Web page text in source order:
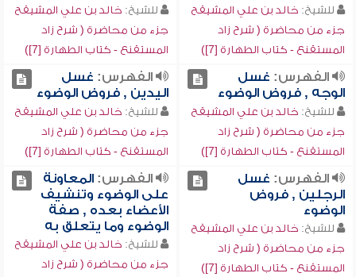
للشيخ: خالد بن علي المشيقح
جزء من محاضرة ( شرح زاد
المستقنع - كتاب الطهارة [7])
للشيخ: خالد بن علي المشيقح
جزء من محاضرة ( شرح زاد
المستقنع - كتاب الطهارة [7])
الفهرس: غسل
الوجه , فروض الوضوء
للشيخ: خالد بن علي المشيقح
جزء من محاضرة ( شرح زاد
المستقنع - كتاب الطهارة [7])
الفهرس: غسل
اليدين , فروض الوضوء
للشيخ: خالد بن علي المشيقح
جزء من محاضرة ( شرح زاد
المستقنع - كتاب الطهارة [7])
الفهرس: غسل
الرجلين , فروض
الوضوء
للشيخ: خالد بن علي المشيقح
جزء من محاضرة ( شرح زاد
المستقنع - كتاب الطهارة [7])
الفهرس:المعاونة
على الوضوء وتنشيف
الأعضاء بعده , صفة
الوضوء وما يتعلق به
للشيخ: خالد بن علي المشيقح
جزء من محاضرة ( شرح زاد